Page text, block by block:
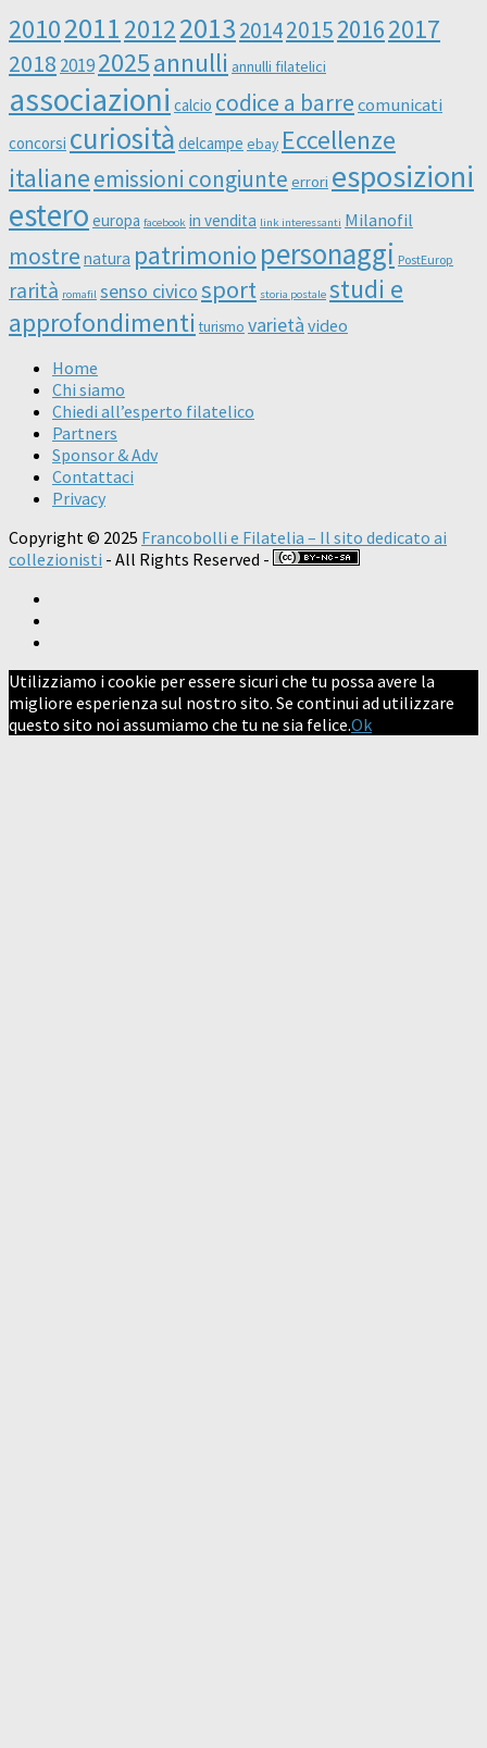
20102011201220132014201520162017
2018 20192025annulli annulli filatelici
associazioni calcio codice a barre comunicati
concorsi curiosità delcampe ebay Eccellenze
italianeemissioni congiunte errori esposizioni
estero europa facebook in vendita link interessanti Milanofil
mostre natura patrimonio personaggi PostEurop
rarità romafil senso civicosport storia postale studi e
approfondimenti turismo varietà video
Home
Chi siamo
Chiedi all’esperto filatelico
Partners
Sponsor & Adv
Contattaci
Privacy
Copyright © 2025 Francobolli e Filatelia – Il sito dedicato ai
collezionisti - All Rights Reserved -
Utilizziamo i cookie per essere sicuri che tu possa avere la
migliore esperienza sul nostro sito. Se continui ad utilizzare
questo sito noi assumiamo che tu ne sia felice.Ok